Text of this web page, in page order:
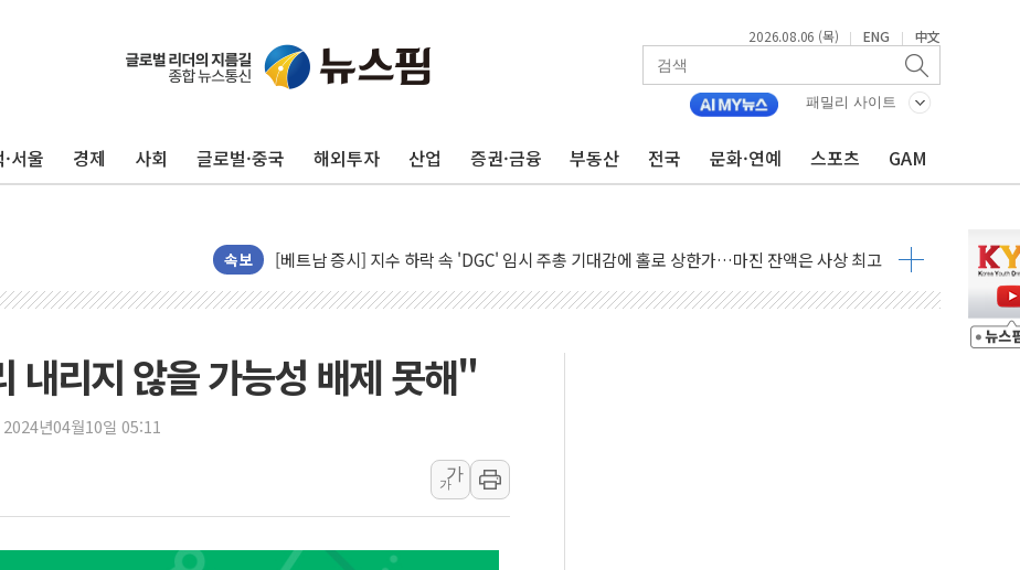
2026.08.06 (목) | ENG | 中文
패밀리 사이트
서울 경제 사회 글로벌·중국 해외투자 산업 증권·금융 부동산 전국 문화·연예 스포츠 GAM
속보
김정관 장관 "영업이익 N% 성과급 반대…상법·자본시장법 개정 논의"
뉴욕증시 프리뷰, 미 주가선물 AI주 차익실현 속 혼조세...웨스턴디지털·샌디스크↓
청와대, 북한 단거리 탄도미사일 발사에 긴급 안보 점검회의
[인도증시] 중동 긴장 완화에 실적 호조까지, 상승...호실적 보고 기업 상승세 뚜렷
러, 1인칭시점 드론으로 우크라 민간인 '사파리' 공격… 시민들 공포감 극대화 전략
'월가의 황제' 다이먼 "금융시장 레버리지 위험수위…숨은 차입이 더 큰 변수"
양주 섬유염색공장서 화재 1명 중상…대응 1단계 진압 중
해군 1함대 창설 80주년…지역과 함께하는 '선봉'의 대민 봉사
[3보] 북, 원산서 동해로 단거리 탄도미사일 1발 발사… 올해 10번째·42일 만 도발
동해해경, 독도 해상서 부유물 감긴 어선 구조
주한미군 "오산기지 누출, 백린 아닌 무해한 표면 부식 물질"
구미 폐염산처리업체서 불 2시간30여분만에 진화...외국인 노동자 숨져
해군과 함께하는 '불금전파, 송정' 시즌2
내리지 않을 가능성 배제 못해"
2024년04월10일 05:11
가
가